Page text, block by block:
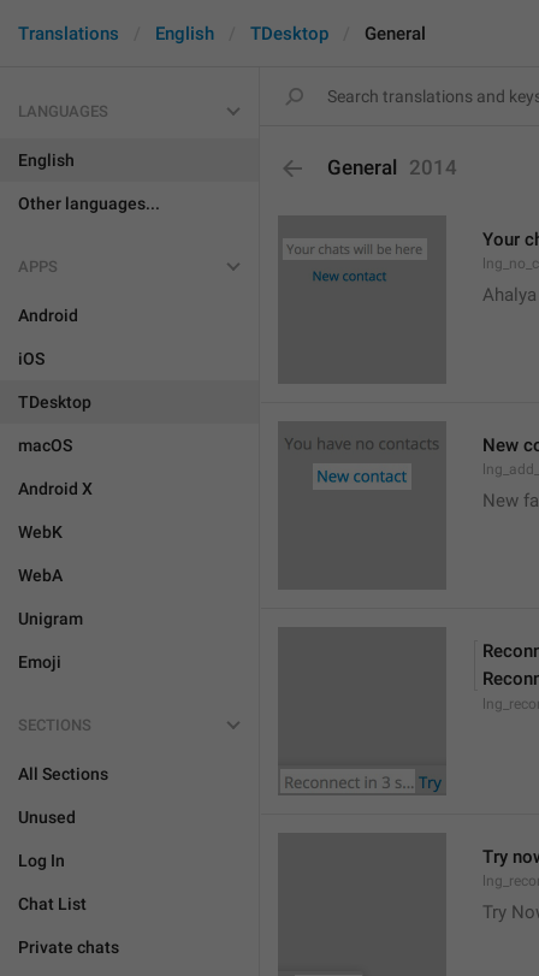
Translations English TDesktop General
LANGUAGES
English
Other languages...
APPS
Android
iOS
TDesktop
macOS
Android X
WebK
WebA
Unigram
Emoji
SECTIONS
All Sections
Unused
Log In
Chat List
Private chats
General 2014
Your
New
New
Try
Try